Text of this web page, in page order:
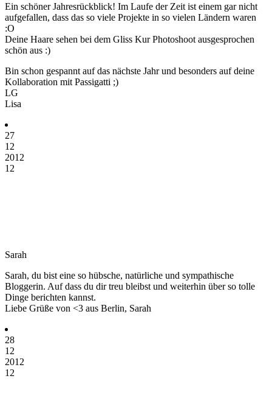
Ein schöner Jahresrückblick! Im Laufe der Zeit ist einem gar nicht
aufgefallen, dass das so viele Projekte in so vielen Ländern waren
:O
Deine Haare sehen bei dem Gliss Kur Photoshoot ausgesprochen
schön aus :)
Bin schon gespannt auf das nächste Jahr und besonders auf deine
Kollaboration mit Passigatti ;)
LG
Lisa
27
12
2012
12
Sarah
Sarah, du bist eine so hübsche, natürliche und sympathische
Bloggerin. Auf dass du dir treu bleibst und weiterhin über so tolle
Dinge berichten kannst.
Liebe Grüße von <3 aus Berlin, Sarah
28
12
2012
12